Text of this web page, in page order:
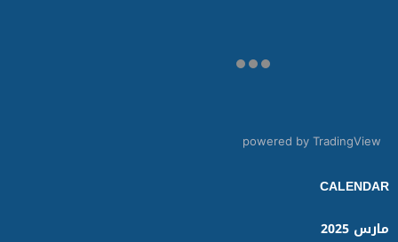
powered by TradingView
CALENDAR
مارس 2025